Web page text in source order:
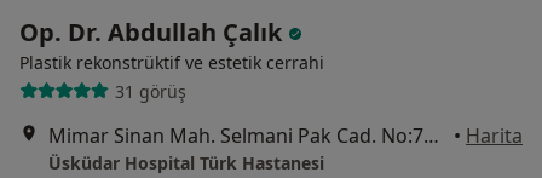
Op. Dr. Abdullah Çalık
Plastik rekonstrüktif ve estetik cerrahi
31 görüş
Mimar Sinan Mah. Selmani Pak Cad. No:72, İstanbul • Harita
Üsküdar Hospital Türk Hastanesi